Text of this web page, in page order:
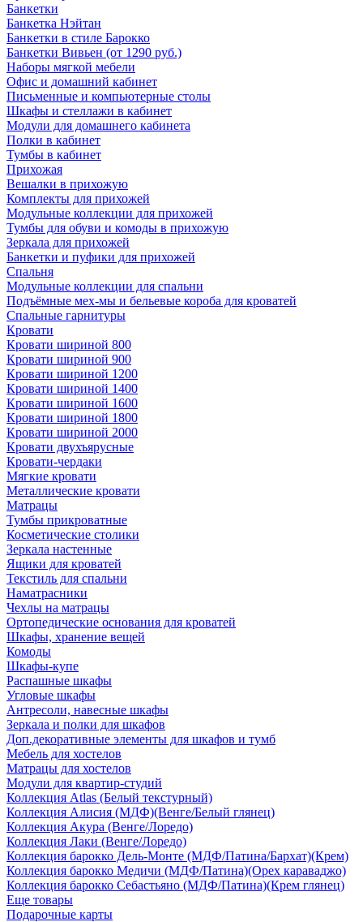
Банкетки
Банкетка Нэйтан
Банкетки в стиле Барокко
Банкетки Вивьен (от 1290 руб.)
Наборы мягкой мебели
Офис и домашний кабинет
Письменные и компьютерные столы
Шкафы и стеллажи в кабинет
Модули для домашнего кабинета
Полки в кабинет
Тумбы в кабинет
Прихожая
Вешалки в прихожую
Комплекты для прихожей
Модульные коллекции для прихожей
Тумбы для обуви и комоды в прихожую
Зеркала для прихожей
Банкетки и пуфики для прихожей
Спальня
Модульные коллекции для спальни
Подъёмные мех-мы и бельевые короба для кроватей
Спальные гарнитуры
Кровати
Кровати шириной 800
Кровати шириной 900
Кровати шириной 1200
Кровати шириной 1400
Кровати шириной 1600
Кровати шириной 1800
Кровати шириной 2000
Кровати двухъярусные
Кровати-чердаки
Мягкие кровати
Металлические кровати
Матрацы
Тумбы прикроватные
Косметические столики
Зеркала настенные
Ящики для кроватей
Текстиль для спальни
Наматрасники
Чехлы на матрацы
Ортопедические основания для кроватей
Шкафы, хранение вещей
Комоды
Шкафы-купе
Распашные шкафы
Угловые шкафы
Антресоли, навесные шкафы
Зеркала и полки для шкафов
Доп.декоративные элементы для шкафов и тумб
Мебель для хостелов
Матрацы для хостелов
Модули для квартир-студий
Коллекция Atlas (Белый текстурный)
Коллекция Алисия (МДФ)(Венге/Белый глянец)
Коллекция Акура (Венге/Лоредо)
Коллекция Лаки (Венге/Лоредо)
Коллекция барокко Дель-Монте (МДФ/Патина/Бархат)(Крем)
Коллекция барокко Медичи (МДФ/Патина)(Орех караваджо)
Коллекция барокко Себастьяно (МДФ/Патина)(Крем глянец)
Еще товары
Подарочные карты